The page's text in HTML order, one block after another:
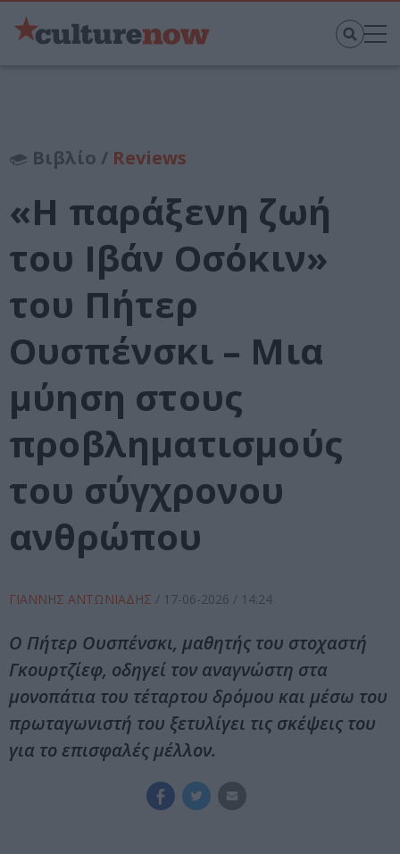
Βιβλίο / Reviews
«Η παράξενη ζωή
του Ιβάν Οσόκιν»
του Πήτερ
Ουσπένσκι – Μια
μύηση στους
προβληματισμούς
του σύγχρονου
ανθρώπου
ΓΙΑΝΝΗΣ ΑΝΤΩΝΙΑΔΗΣ / 17-06-2026 / 14:24
Ο Πήτερ Ουσπένσκι, μαθητής του στοχαστή
Γκουρτζίεφ, οδηγεί τον αναγνώστη στα
μονοπάτια του τέταρτου δρόμου και μέσω του
πρωταγωνιστή του ξετυλίγει τις σκέψεις του
για το επισφαλές μέλλον.